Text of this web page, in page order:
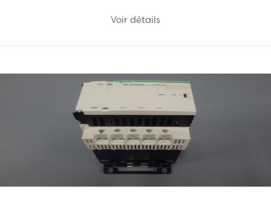
Voir détails